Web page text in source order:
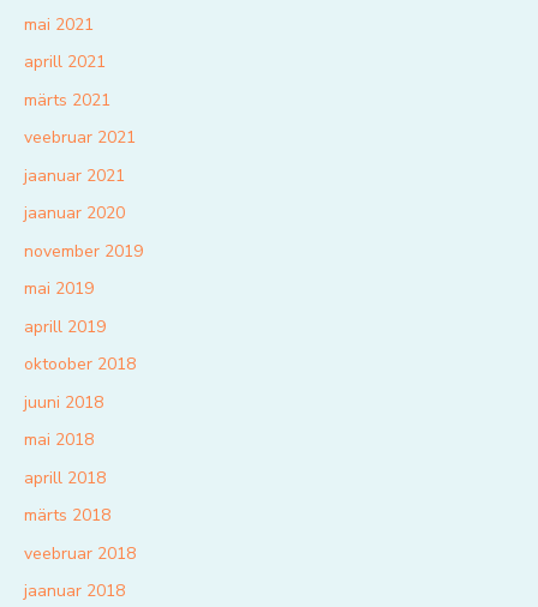
mai 2021
aprill 2021
märts 2021
veebruar 2021
jaanuar 2021
jaanuar 2020
november 2019
mai 2019
aprill 2019
oktoober 2018
juuni 2018
mai 2018
aprill 2018
märts 2018
veebruar 2018
jaanuar 2018